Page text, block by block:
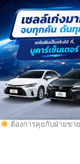
ต้องการคุยกับฝ่ายขา